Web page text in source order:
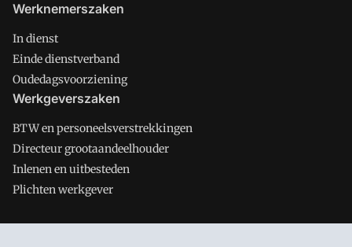
Werknemerszaken
In dienst
Einde dienstverband
Oudedagsvoorziening
Werkgeverszaken
BTW en personeelsverstrekkingen
Directeur grootaandeelhouder
Inlenen en uitbesteden
Plichten werkgever